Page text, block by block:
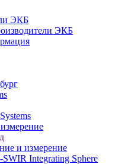
ЭКБ
ЭКБ
и измерение
Integrating Sphere